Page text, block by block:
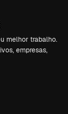
melhor trabalho.
empresas,